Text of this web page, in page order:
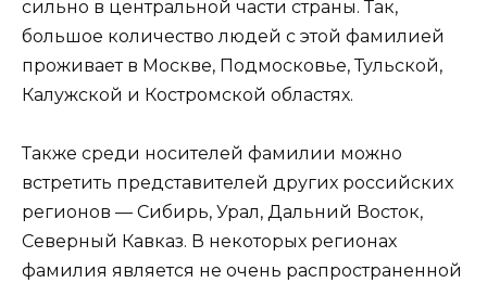
сильно в центральной части страны. Так,
большое количество людей с этой фамилией
проживает в Москве, Подмосковье, Тульской,
Калужской и Костромской областях.
Также среди носителей фамилии можно
встретить представителей других российских
регионов — Сибирь, Урал, Дальний Восток,
Северный Кавказ. В некоторых регионах
фамилия является не очень распространенной